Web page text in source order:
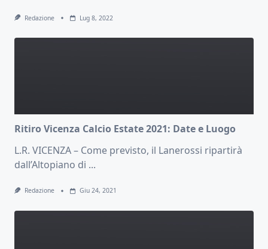
Redazione Lug 8, 2022
Ritiro Vicenza Calcio Estate 2021: Date e Luogo
L.R. VICENZA – Come previsto, il Lanerossi ripartirà
dall’Altopiano di ...
Redazione Giu 24, 2021